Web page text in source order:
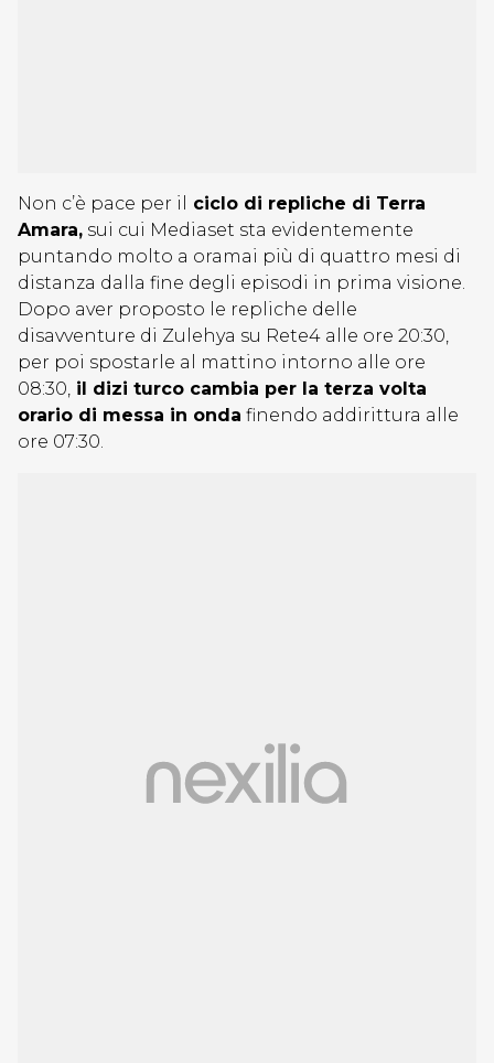
Non c’è pace per il
ciclo di repliche di Terra
Amara, sui cui Mediaset sta evidentemente
puntando molto a oramai più di quattro mesi di
distanza dalla fine degli episodi in prima visione.
Dopo aver proposto le repliche delle
disavventure di Zulehya su Rete4 alle ore 20:30,
per poi spostarle al mattino intorno alle ore
08:30, il dizi turco cambia per la terza volta
orario di messa in onda finendo addirittura alle
ore 07:30.